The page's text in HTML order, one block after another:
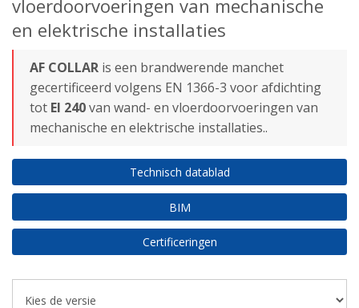
vloerdoorvoeringen van mechanische
en elektrische installaties
AF COLLAR is een brandwerende manchet
gecertificeerd volgens EN 1366-3 voor afdichting
tot EI 240van wand- en vloerdoorvoeringen van
mechanische en elektrische installaties..
Technisch datablad
BIM
Certificeringen